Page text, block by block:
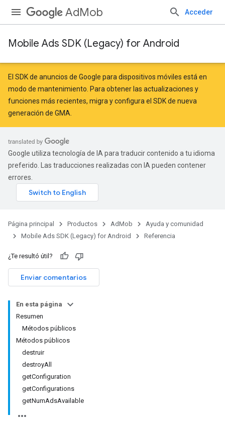
AdMob Acceder
Mobile Ads SDK (Legacy) for Android
El SDK de anuncios de Google para dispositivos móviles está en
modo de mantenimiento. Para obtener las actualizaciones y
funciones más recientes, migra yconfigura el SDK de nueva
generación de GMA
Google utiliza tecnología de IA para traducir contenido a tu idioma
preferido. Las traducciones realizadas con IA pueden contener
errores.
Página principal Productos AdMob
Ayuda y comunidad
Mobile Ads SDK (Legacy) for Android
Referencia
¿Te resultó útil?
Enviar comentarios
En esta página
Resumen
Métodos públicos
Métodos públicos
destruir
destroyAll
getConfiguration
getConfigurations
getNumAdsAvailable